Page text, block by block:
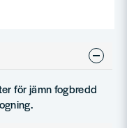
för jämn fogbredd